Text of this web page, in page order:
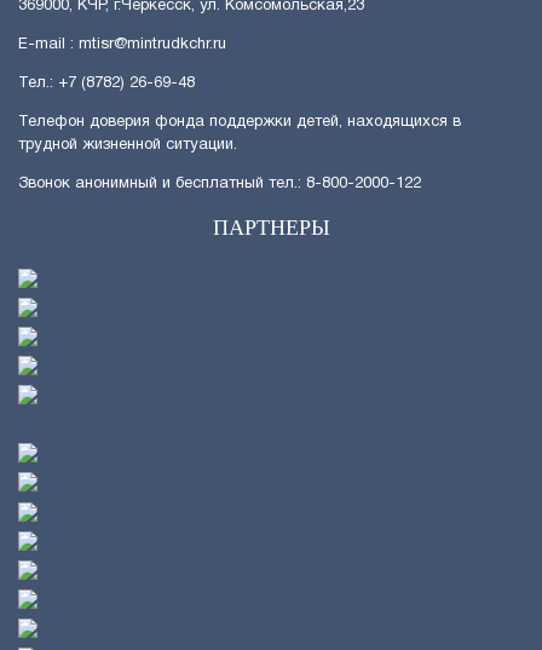
369000, КЧР, г.Черкесск, ул. Комсомольская,23
E-mail : mtisr@mintrudkchr.ru
Тел.: +7 (8782) 26-69-48
Телефон доверия фонда поддержки детей, находящихся в
трудной жизненной ситуации.
Звонок анонимный и бесплатный тел.: 8-800-2000-122
ПАРТНЕРЫ